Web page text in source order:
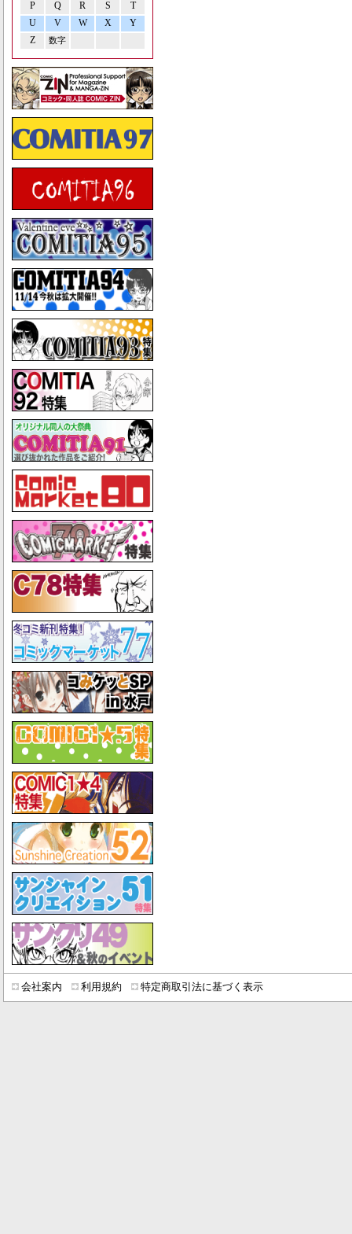
P Q R S
T
U
V W X
Y
Z
数字
会社案内 利用規約 特定商取引法に基づく表示